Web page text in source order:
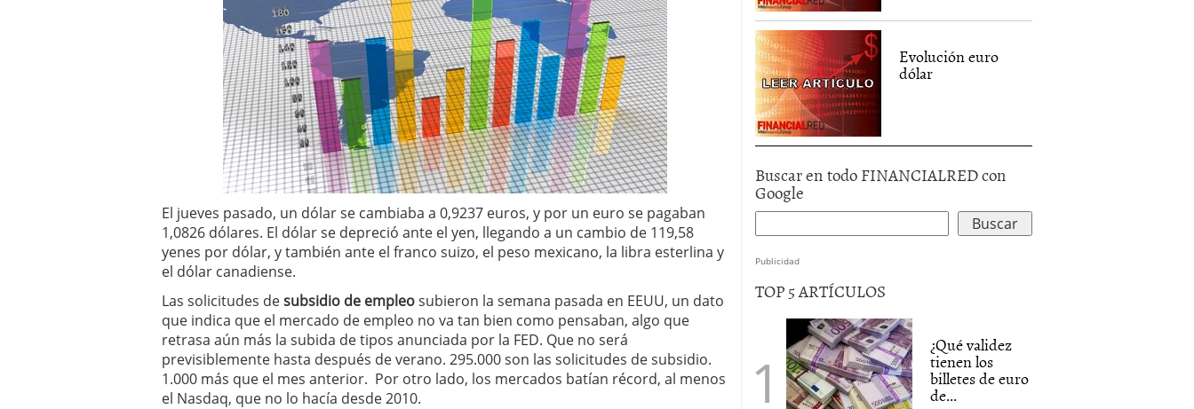
El jueves pasado, un dólar se cambiaba a 0,9237 euros, y por un euro se pagaban
1,0826 dólares. El dólar se depreció ante el yen, llegando a un cambio de 119,58
yenes por dólar, y también ante el franco suizo, el peso mexicano, la libra esterlina y
el dólar canadiense.
Las solicitudes desubsidio de empleosubieron la semana pasada en EEUU, un dato
que indica que el mercado de empleo no va tan bien como pensaban, algo que
retrasa aún más la subida de tipos anunciada por la FED. Que no será
previsiblemente hasta después de verano. 295.000 son las solicitudes de subsidio.
1.000 más que el mes anterior. Por otro lado, los mercados batían récord, al menos
el Nasdaq, que no lo hacía desde 2010.
Evolución euro
dólar
Buscar en todo FINANCIALRED con
Google
Publicidad
TOP 5 ARTÍCULOS
¿Qué validez
tienen los
billetes de euro
de...